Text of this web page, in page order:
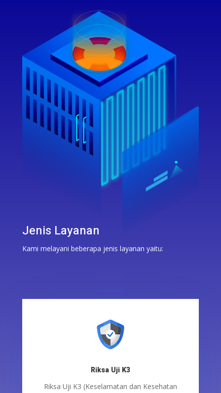
Jenis Layanan
Kami melayani beberapa jenis layanan yaitu:
Riksa Uji K3
Riksa Uji K3 (Keselamatan dan Kesehatan